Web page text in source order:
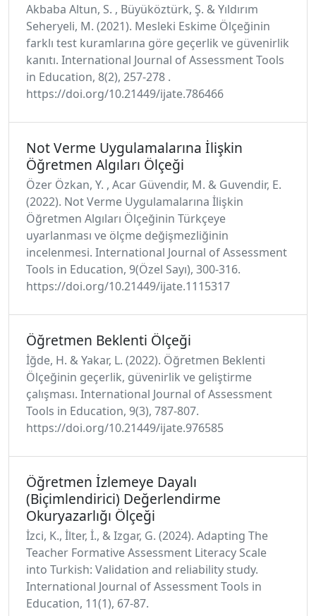
Akbaba Altun, S. , Büyüköztürk, Ş. & Yıldırım
Seheryeli, M. (2021). Mesleki Eskime Ölçeğinin
farklı test kuramlarına göre geçerlik ve güvenirlik
kanıtı. International Journal of Assessment Tools
in Education, 8(2), 257-278 .
https://doi.org/10.21449/ijate.786466
Not Verme Uygulamalarına İlişkin
Öğretmen Algıları Ölçeği
Özer Özkan, Y. , Acar Güvendir, M. & Guvendir, E.
(2022). Not Verme Uygulamalarına İlişkin
Öğretmen Algıları Ölçeğinin Türkçeye
uyarlanması ve ölçme değişmezliğinin
incelenmesi. International Journal of Assessment
Tools in Education, 9(Özel Sayı), 300-316.
https://doi.org/10.21449/ijate.1115317
Öğretmen Beklenti Ölçeği
İğde, H. & Yakar, L. (2022). Öğretmen Beklenti
Ölçeğinin geçerlik, güvenirlik ve geliştirme
çalışması. International Journal of Assessment
Tools in Education, 9(3), 787-807.
https://doi.org/10.21449/ijate.976585
Öğretmen İzlemeye Dayalı
(Biçimlendirici) Değerlendirme
Okuryazarlığı Ölçeği
İzci, K., İlter, İ., & Izgar, G. (2024). Adapting The
Teacher Formative Assessment Literacy Scale
into Turkish: Validation and reliability study.
International Journal of Assessment Tools in
Education, 11(1), 67-87.